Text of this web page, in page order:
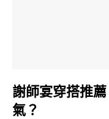
謝師宴穿搭推
氣？